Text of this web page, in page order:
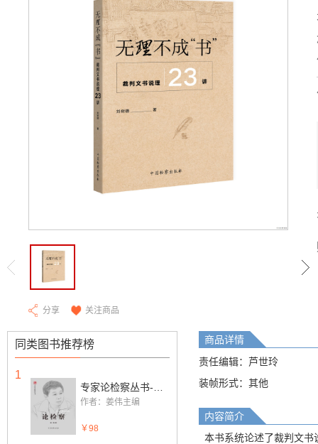
分享 关注商品
同类图书推荐榜
1
作者：姜伟主编
￥98
商品详情
责任编辑：芦世玲
装帧形式：其他
内容简介
本书系统论述了裁判文书